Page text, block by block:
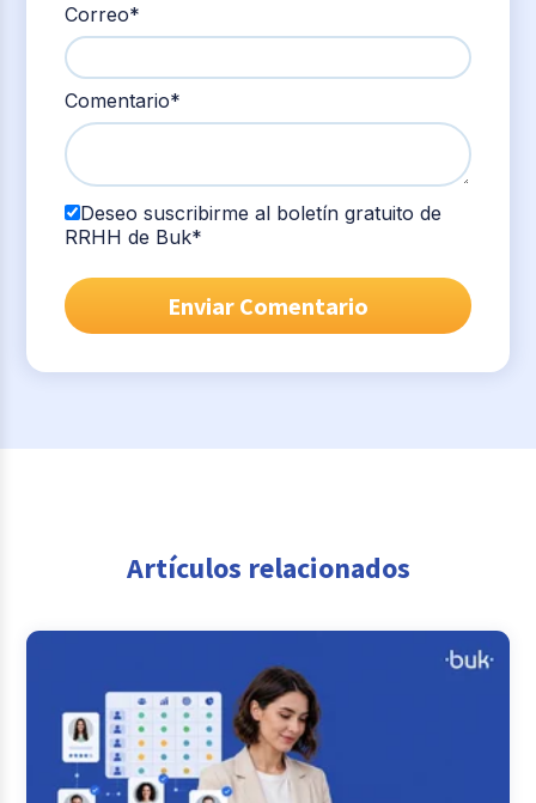
Correo*
Comentario*
Deseo suscribirme al boletín gratuito de
RRHH de Buk*
Artículos relacionados